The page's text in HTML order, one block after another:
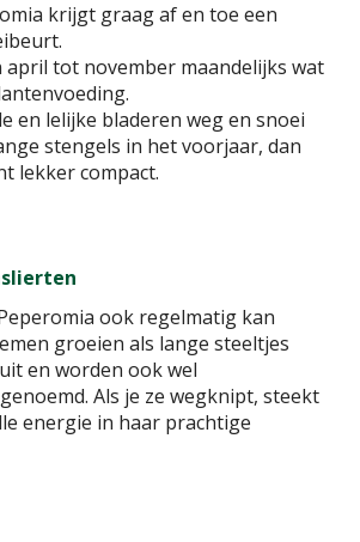
krijgt graag af en toe een
april tot november maandelijks wat
en lelijke bladeren weg en snoei
stengels in het voorjaar, dan
lekker compact.
ook regelmatig kan
groeien als lange steeltjes
en worden ook wel
Als je ze wegknipt, steekt
energie in haar prachtige